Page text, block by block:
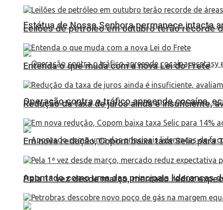
Estátua de Nossa Senhora permanece intacta
Operação contra o tráfico apreende cocaína,
Apontado como uma das principais lideranças
Leilões de petróleo em outubro terão recorde
Entenda o que muda com a nova Lei do Frete
Redução da taxa de juros ainda é insuficiente,
Em nova redução, Copom baixa taxa Selic para
Pela 1ª vez desde março, mercado reduz